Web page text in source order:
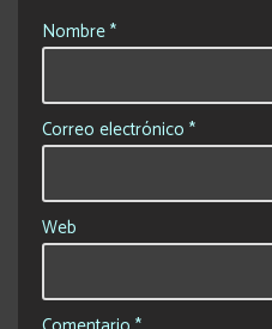
Nombre*
Correo electrónico *
Web